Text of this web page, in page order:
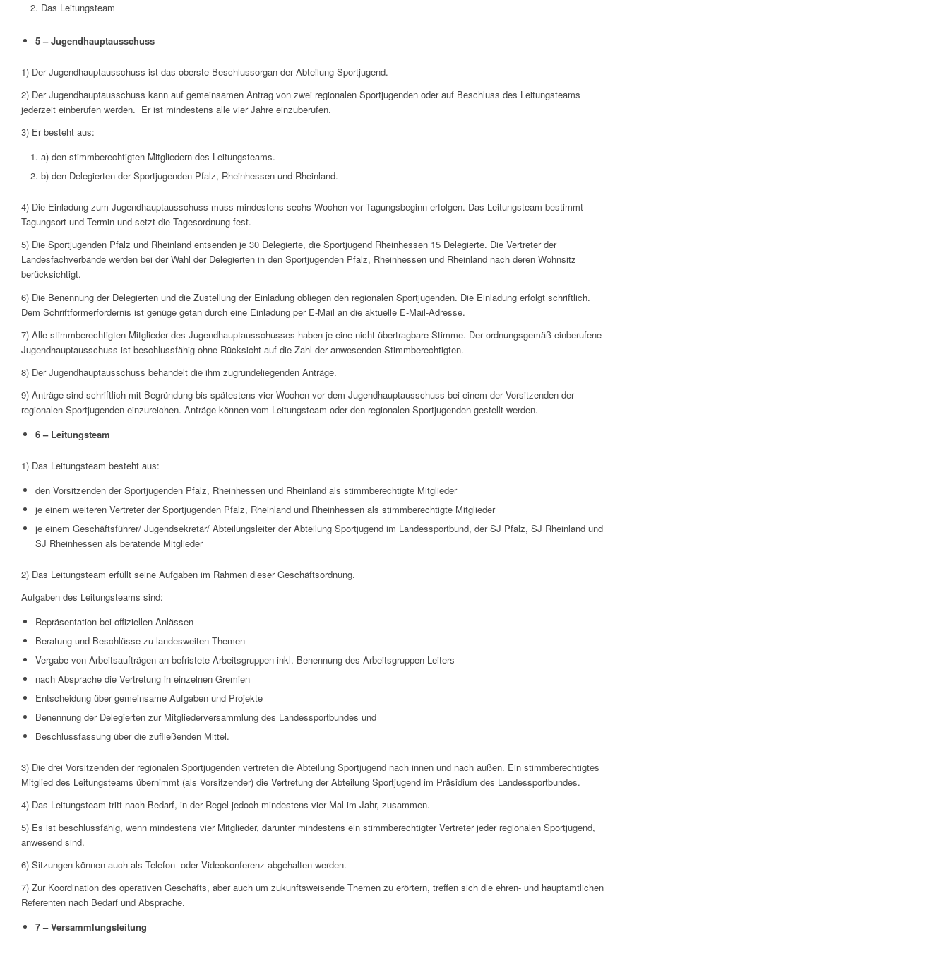
Das Leitungsteam
5 – Jugendhauptausschuss
1) Der Jugendhauptausschuss ist das oberste Beschlussorgan der Abteilung Sportjugend.
2) Der Jugendhauptausschuss kann auf gemeinsamen Antrag von zwei regionalen Sportjugenden oder auf Beschluss des Leitungsteams
jederzeit einberufen werden. Er ist mindestens alle vier Jahre einzuberufen.
3) Er besteht aus:
a) den stimmberechtigten Mitgliedern des Leitungsteams.
b) den Delegierten der Sportjugenden Pfalz, Rheinhessen und Rheinland.
4) Die Einladung zum Jugendhauptausschuss muss mindestens sechs Wochen vor Tagungsbeginn erfolgen. Das Leitungsteam bestimmt
Tagungsort und Termin und setzt die Tagesordnung fest.
5) Die Sportjugenden Pfalz und Rheinland entsenden je 30 Delegierte, die Sportjugend Rheinhessen 15 Delegierte. Die Vertreter der
Landesfachverbände werden bei der Wahl der Delegierten in den Sportjugenden Pfalz, Rheinhessen und Rheinland nach deren Wohnsitz
berücksichtigt.
6) Die Benennung der Delegierten und die Zustellung der Einladung obliegen den regionalen Sportjugenden. Die Einladung erfolgt schriftlich.
Dem Schriftformerfordernis ist genüge getan durch eine Einladung per E-Mail an die aktuelle E-Mail-Adresse.
7) Alle stimmberechtigten Mitglieder des Jugendhauptausschusses haben je eine nicht übertragbare Stimme. Der ordnungsgemäß einberufene
Jugendhauptausschuss ist beschlussfähig ohne Rücksicht auf die Zahl der anwesenden Stimmberechtigten.
8) Der Jugendhauptausschuss behandelt die ihm zugrundeliegenden Anträge.
9) Anträge sind schriftlich mit Begründung bis spätestens vier Wochen vor dem Jugendhauptausschuss bei einem der Vorsitzenden der
regionalen Sportjugenden einzureichen. Anträge können vom Leitungsteam oder den regionalen Sportjugenden gestellt werden.
6 – Leitungsteam
1) Das Leitungsteam besteht aus:
den Vorsitzenden der Sportjugenden Pfalz, Rheinhessen und Rheinland als stimmberechtigte Mitglieder
je einem weiteren Vertreter der Sportjugenden Pfalz, Rheinland und Rheinhessen als stimmberechtigte Mitglieder
je einem Geschäftsführer/ Jugendsekretär/ Abteilungsleiter der Abteilung Sportjugend im Landessportbund, der SJ Pfalz, SJ Rheinland und
SJ Rheinhessen als beratende Mitglieder
2) Das Leitungsteam erfüllt seine Aufgaben im Rahmen dieser Geschäftsordnung.
Aufgaben des Leitungsteams sind:
Repräsentation bei offiziellen Anlässen
Beratung und Beschlüsse zu landesweiten Themen
Vergabe von Arbeitsaufträgen an befristete Arbeitsgruppen inkl. Benennung des Arbeitsgruppen-Leiters
nach Absprache die Vertretung in einzelnen Gremien
Entscheidung über gemeinsame Aufgaben und Projekte
Benennung der Delegierten zur Mitgliederversammlung des Landessportbundes und
Beschlussfassung über die zufließenden Mittel.
3) Die drei Vorsitzenden der regionalen Sportjugenden vertreten die Abteilung Sportjugend nach innen und nach außen. Ein stimmberechtigtes
Mitglied des Leitungsteams übernimmt (als Vorsitzender) die Vertretung der Abteilung Sportjugend im Präsidium des Landessportbundes.
4) Das Leitungsteam tritt nach Bedarf, in der Regel jedoch mindestens vier Mal im Jahr, zusammen.
5) Es ist beschlussfähig, wenn mindestens vier Mitglieder, darunter mindestens ein stimmberechtigter Vertreter jeder regionalen Sportjugend,
anwesend sind.
6) Sitzungen können auch als Telefon- oder Videokonferenz abgehalten werden.
7) Zur Koordination des operativen Geschäfts, aber auch um zukunftsweisende Themen zu erörtern, treffen sich die ehren- und hauptamtlichen
Referenten nach Bedarf und Absprache.
7 – Versammlungsleitung